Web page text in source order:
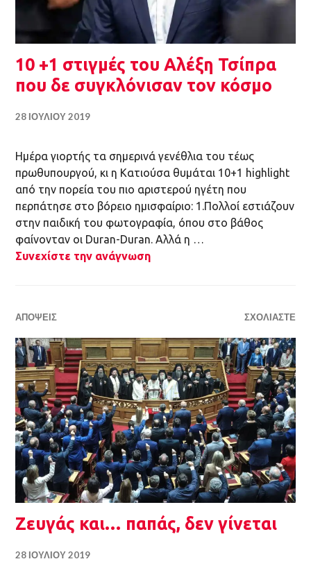
10 +1 στιγμές του Αλέξη Τσίπρα
που δε συγκλόνισαν τον κόσμο
28 ΙΟΥΛΊΟΥ 2019
Ημέρα γιορτής τα σημερινά γενέθλια του τέως
πρωθυπουργού, κι η Κατιούσα θυμάται 10+1 highlight
από την πορεία του πιο αριστερού ηγέτη που
περπάτησε στο βόρειο ημισφαίριο: 1.Πολλοί εστιάζουν
στην παιδική του φωτογραφία, όπου στο βάθος
φαίνονταν οι Duran-Duran. Αλλά η …
Συνεχίστε την ανάγνωση
ΑΠΌΨΕΙΣ ΣΧΟΛΙΆΣΤΕ
Ζευγάς και… παπάς, δεν γίνεται
28 ΙΟΥΛΊΟΥ 2019